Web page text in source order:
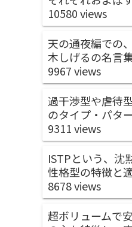
10580 views
天の通夜編での
木しげるの名言
9967 views
過干渉型や虐待
のタイプ・パタ
9311 views
ISTPという、沈
性格型の特徴と
8678 views
超ボリュームで